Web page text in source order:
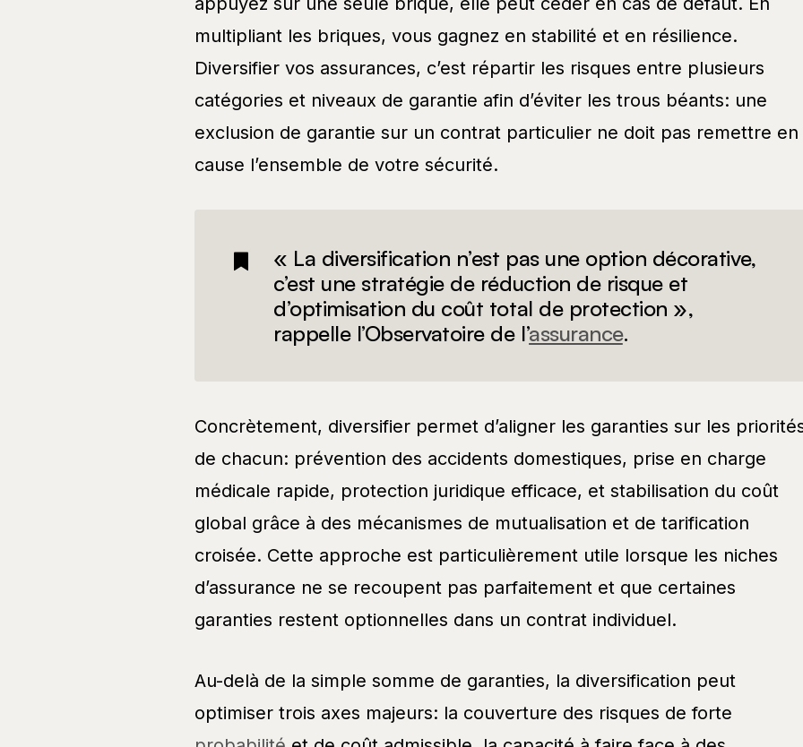
multipliant les briques, vous gagnez en stabilité et en résilience.
Diversifier vos assurances, c’est répartir les risques entre plusieurs
catégories et niveaux de garantie afin d’éviter les trous béants: une
exclusion de garantie sur un contrat particulier ne doit pas remettre en
cause l’ensemble de votre sécurité.
« La diversification n’est pas une option décorative,
c’est une stratégie de réduction de risque et
d’optimisation du coût total de protection »,
rappelle l’Observatoire de l’assurance.
Concrètement, diversifier permet d’aligner les garanties sur les
de chacun: prévention des accidents domestiques, prise en charge
médicale rapide, protection juridique efficace, et stabilisation du coût
global grâce à des mécanismes de mutualisation et de tarification
croisée. Cette approche est particulièrement utile lorsque les niches
d’assurance ne se recoupent pas parfaitement et que certaines
garanties restent optionnelles dans un contrat individuel.
Au-delà de la simple somme de garanties, la diversification peut
optimiser trois axes majeurs: la couverture des risques de forte